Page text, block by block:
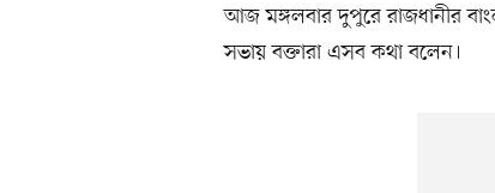
আজ মঙ্গলবার দুপুরে রাজধানীর
সভায় বক্তারা এসব কথা বলেন।